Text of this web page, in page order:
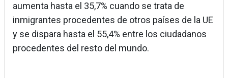
aumenta hasta el 35,7% cuando se trata de
inmigrantes procedentes de otros países de la UE
y se dispara hasta el 55,4% entre los ciudadanos
procedentes del resto del mundo.